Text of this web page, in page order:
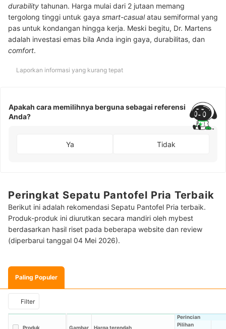
durability tahunan. Harga mulai dari 2 jutaan memang
tergolong tinggi untuk gaya smart-casualatau semiformal yang
pas untuk kondangan hingga kerja. Meski begitu, Dr. Martens
adalah investasi emas bila Anda ingin gaya, durabilitas, dan
comfort.
Laporkan informasi yang kurang tepat
Apakah cara memilihnya berguna sebagai referensi
Anda?
Ya Tidak
Peringkat Sepatu Pantofel Pria Terbaik
Berikut ini adalah rekomendasi Sepatu Pantofel Pria terbaik.
Produk-produk ini diurutkan secara mandiri oleh mybest
berdasarkan hasil riset pada beberapa website dan review
(diperbarui tanggal 04 Mei 2026).
Paling Populer
Filter
Produk Gambar Harga terendah
Perincian
Pilihan